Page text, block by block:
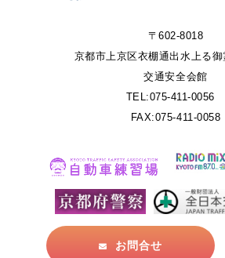
〒602-8018
京都市上京区衣棚通出水上る
交通安全会館
TEL:075-411-0056
FAX:075-411-0058
お問合せ